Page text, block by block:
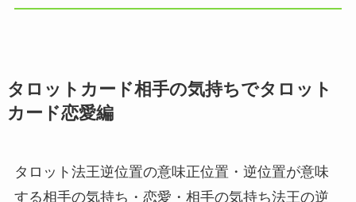
タロットカード相手の気持ちでタロット
カード恋愛編
タロット法王逆位置の意味正位置・逆位置が意味
する相手の気持ち・恋愛・相手の気持ち法王の逆